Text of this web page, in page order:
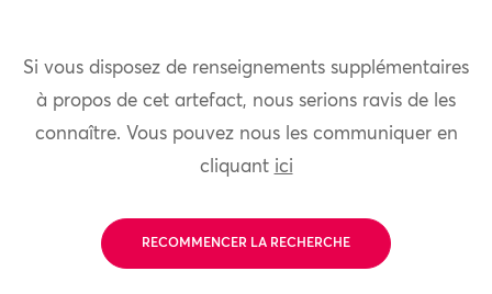
Si vous disposez de renseignements supplémentaires
à propos de cet artefact, nous serions ravis de les
connaître. Vous pouvez nous les communiquer en
cliquant ici
RECOMMENCER LA RECHERCHE